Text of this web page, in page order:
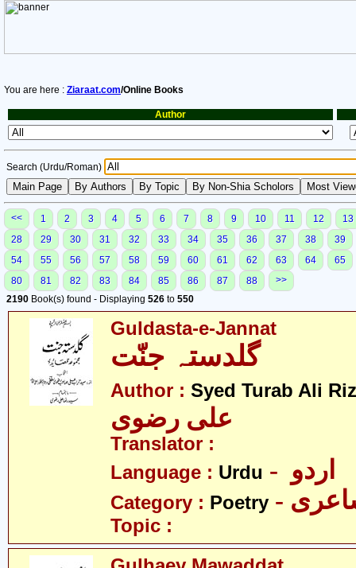
You are here : Ziaraat.com/Online Books
Author
Search (Urdu/Roman)
<< 1 2 3 4 5 6 7 8 9 10 11 12
13
28
29 30 31 32 33 34 35 36 37 38
39
54
55 56 57 58 59 60 61 62 63 64
65
80
81 82 83 84 85 86 87 88
>>
2190 Book(s) found - Displaying 526 to 550
Guldasta-e-Jannat
گلدستہ جنّت
Author : Syed Turab Ali
علی رضوی
Translator :
Language : Urdu
Category : Poetry
Topic :